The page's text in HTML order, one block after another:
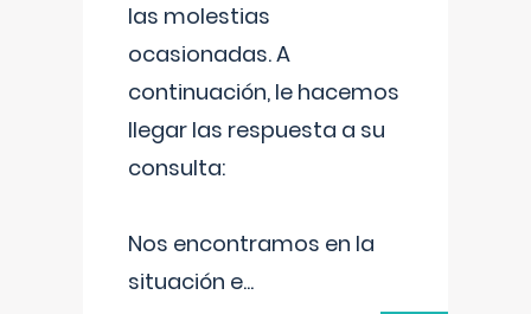
las molestias
ocasionadas. A
continuación, le hacemos
llegar las respuesta a su
consulta:
Nos encontramos en la
situación e...